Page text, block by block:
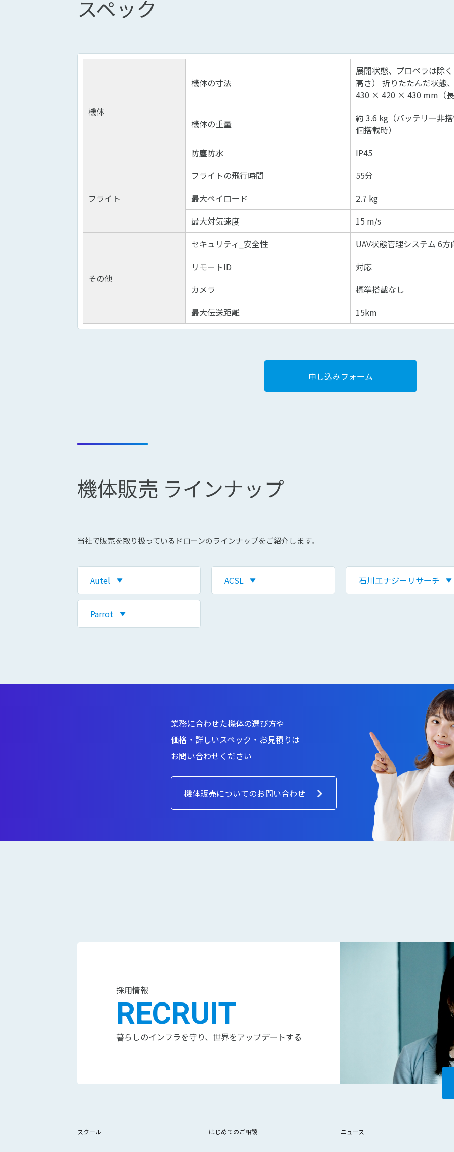
スペック
機体
機体の寸法
展開状態、プロペラは
高さ） 折りたたんだ状態
430 × 420 × 430 mm（
機体の重量
約 3.6 kg（バッテリー非
個搭載時）
防塵防水
IP45
フライト
フライトの飛行時間
55分
最大ペイロード
2.7 kg
最大対気速度
15 m/s
その他
セキュリティ_安全性
UAV状態管理システム 6
リモートID
対応
カメラ
標準搭載なし
最大伝送距離
15km
申し込みフォーム
機体販売 ラインナップ
当社で販売を取り扱っているドローンのラインナップをご紹介します。
Autel ACSL 石川エナジーリサーチ
Parrot
業務に合わせた機体の選び方や
価格・詳しいスペック・お見積りは
お問い合わせください
機体販売についてのお問い合わせ
採用情報
RECRUIT
暮らしのインフラを守り、世界をアップデートする
スクール はじめてのご相談 ニュース